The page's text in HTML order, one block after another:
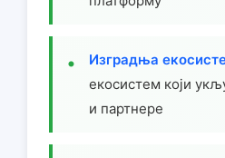
Изградња
екосистем који
и партнере